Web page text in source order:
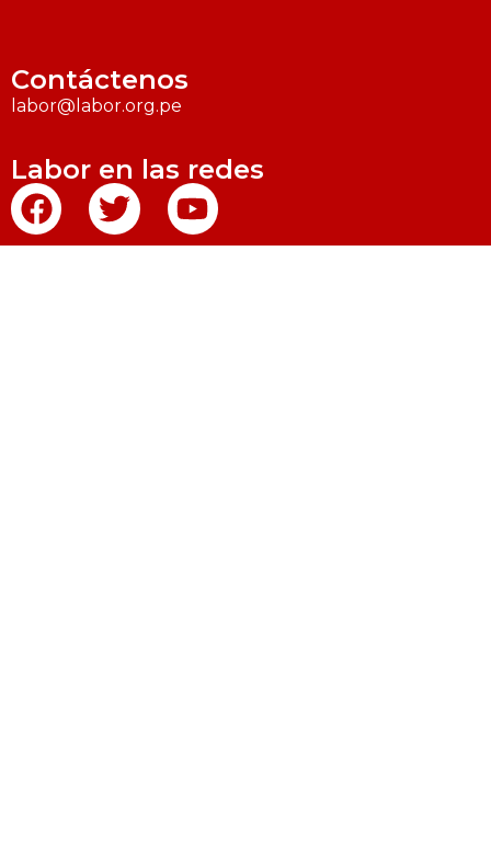
Contáctenos
labor@labor.org.pe
Labor en las redes